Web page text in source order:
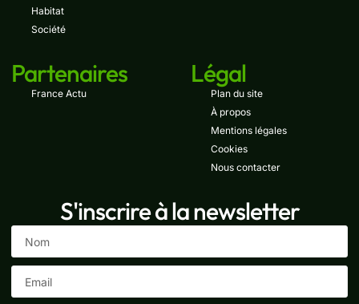
Habitat
Société
Partenaires
France Actu
Légal
Plan du site
À propos
Mentions légales
Cookies
Nous contacter
S'inscrire à la newsletter